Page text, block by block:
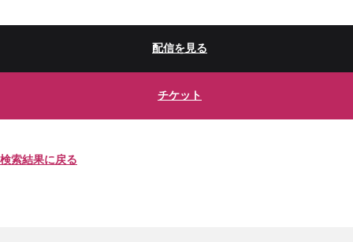
配信を見る
チケット
検索結果に戻る